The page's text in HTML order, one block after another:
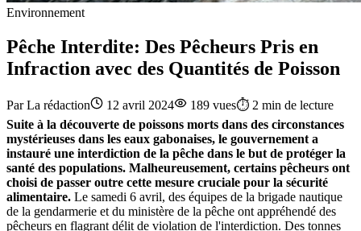
Environnement
Pêche Interdite: Des Pêcheurs Pris en
Infraction avec des Quantités de Poisson
ParLa rédaction 12 avril 2024 189 vues⏱️ 2 min de lecture
Suite à la découverte de poissons morts dans des circonstances
mystérieuses dans les eaux gabonaises, le gouvernement a
instauré une interdiction de la pêche dans le but de protéger la
santé des populations. Malheureusement, certains pêcheurs ont
choisi de passer outre cette mesure cruciale pour la sécurité
alimentaire. Le samedi 6 avril, des équipes de la brigade nautique
de la gendarmerie et du ministère de la pêche ont appréhendé des
pêcheurs en flagrant délit de violation de l'interdiction. Des tonnes